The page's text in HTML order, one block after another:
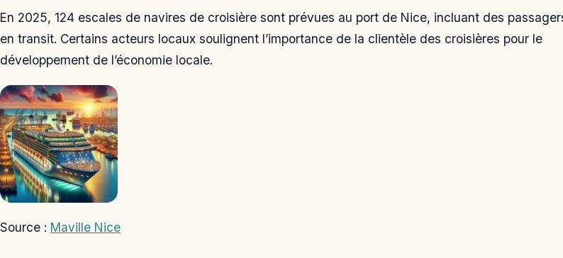
En 2025, 124 escales de navires de croisière sont prévues au port de Nice, incluant des
en transit. Certains acteurs locaux soulignent l’importance de la clientèle des croisières pour le
développement de l’économie locale.
Source : Maville Nice